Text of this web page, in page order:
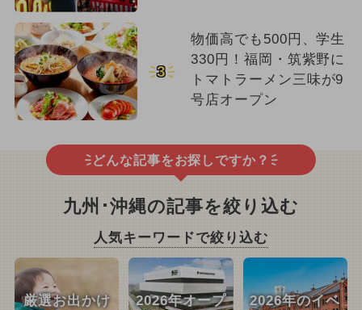
3
物価高でも500円、学生
330円！福岡・筑紫野に
トマトラーメン三味が9
号店オープン
どんな記事をお探しですか？
九州･沖縄の記事を絞り込む
人気キーワードで絞り込む
厳選お出かけ
2026年オープ
2026年のイベ